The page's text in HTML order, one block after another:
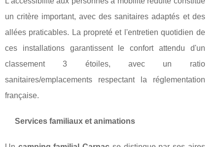
un critère important, avec des sanitaires adaptés et des
allées praticables. La propreté et l'entretien quotidien de
ces installations garantissent le confort attendu d'un
classement 3 étoiles, avec un ratio
sanitaires/emplacements respectant la réglementation
française.
Services familiaux et animations